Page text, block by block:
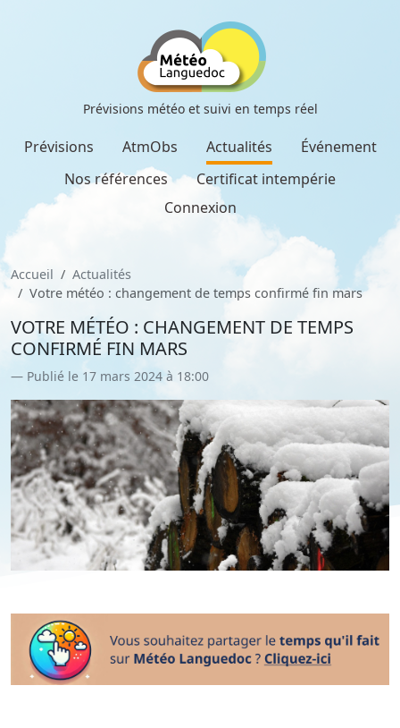
Prévisions météo et suivi en temps réel
Prévisions AtmObs Actualités
Événement
Nos références
Certificat intempérie
Connexion
Accueil
Actualités
Votre météo : changement de temps confirmé fin mars
VOTRE MÉTÉO : CHANGEMENT DE TEMPS
CONFIRMÉ FIN MARS
Publié le 17 mars 2024 à 18:00